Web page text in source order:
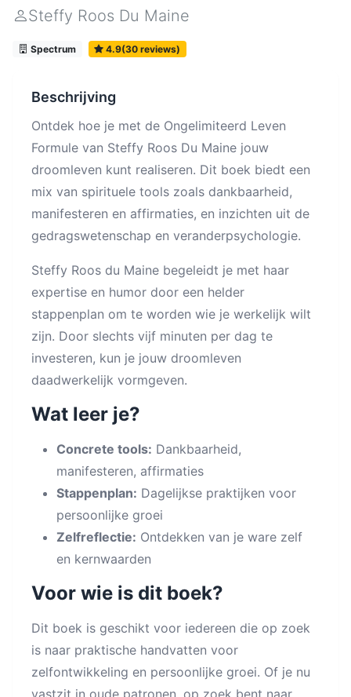
Steffy Roos Du Maine
Spectrum 4.9(30 reviews)
Beschrijving
Ontdek hoe je met de Ongelimiteerd Leven
Formule van Steffy Roos Du Maine jouw
droomleven kunt realiseren. Dit boek biedt een
mix van spirituele tools zoals dankbaarheid,
manifesteren en affirmaties, en inzichten uit de
gedragswetenschap en veranderpsychologie.
Steffy Roos du Maine begeleidt je met haar
expertise en humor door een helder
stappenplan om te worden wie je werkelijk wilt
zijn. Door slechts vijf minuten per dag te
investeren, kun je jouw droomleven
daadwerkelijk vormgeven.
Wat leer je?
Concrete tools: Dankbaarheid,
manifesteren, affirmaties
Stappenplan: Dagelijkse praktijken voor
persoonlijke groei
Zelfreflectie: Ontdekken van je ware zelf
en kernwaarden
Voor wie is dit boek?
Dit boek is geschikt voor iedereen die op zoek
is naar praktische handvatten voor
zelfontwikkeling en persoonlijke groei. Of je nu